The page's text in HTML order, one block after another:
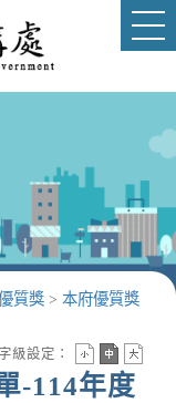
質獎 > 本府優質獎
-114年度
字級設定：